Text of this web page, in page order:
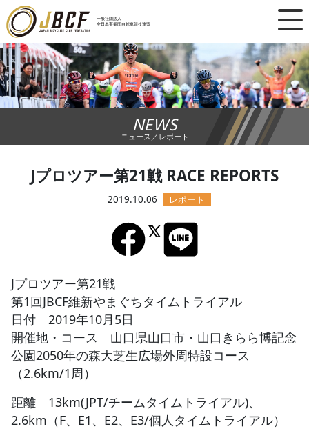
一般社団法人
全日本実業団自転車競技連盟
×
ニュース
レース日程
ランキング
チーム・選手
競技ガイド
エントリー
JBCF ROAD SERIESとは
NEWS
ニュース／レポート
Jプロツアー第21戦 RACE REPORTS
2019.10.06
Jプロツアー第21戦
第1回JBCF維新やまぐちタイムトライアル
日付 2019年10月5日
開催地・コース 山口県山口市・山口きらら博記念
公園2050年の森大芝生広場外周特設コース
（2.6km/1周）
距離 13km(JPT/チームタイムトライアル)、
2.6km（F、E1、E2、E3/個人タイムトライアル）